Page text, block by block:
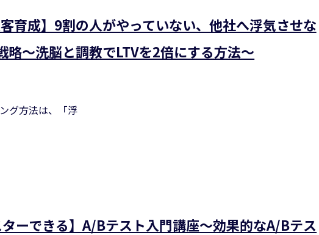
育成】9割の人がやっていない、他社へ浮気させな
略～洗脳と調教でLTVを2倍にする方法～
グ方法は、「浮
ターできる】A/Bテスト入門講座～効果的なA/Bテス